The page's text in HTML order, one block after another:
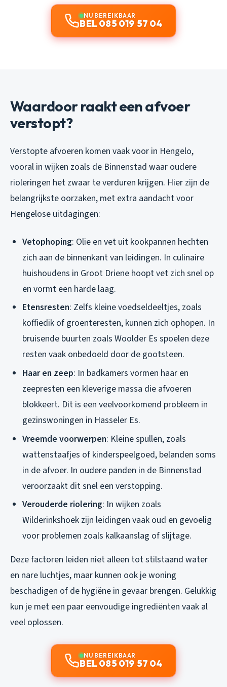
NU BEREIKBAAR
BEL 085 019 57 04
Waardoor raakt een afvoer
verstopt?
Verstopte afvoeren komen vaak voor in Hengelo,
vooral in wijken zoals de Binnenstad waar oudere
rioleringen het zwaar te verduren krijgen. Hier zijn de
belangrijkste oorzaken, met extra aandacht voor
Hengelose uitdagingen:
Vetophoping: Olie en vet uit kookpannen hechten
zich aan de binnenkant van leidingen. In culinaire
huishoudens in Groot Driene hoopt vet zich snel op
en vormt een harde laag.
Etensresten: Zelfs kleine voedseldeeltjes, zoals
koffiedik of groenteresten, kunnen zich ophopen. In
bruisende buurten zoals Woolder Es spoelen deze
resten vaak onbedoeld door de gootsteen.
Haar en zeep: In badkamers vormen haar en
zeepresten een kleverige massa die afvoeren
blokkeert. Dit is een veelvoorkomend probleem in
gezinswoningen in Hasseler Es.
Vreemde voorwerpen: Kleine spullen, zoals
wattenstaafjes of kinderspeelgoed, belanden soms
in de afvoer. In oudere panden in de Binnenstad
veroorzaakt dit snel een verstopping.
Verouderde riolering: In wijken zoals
Wilderinkshoek zijn leidingen vaak oud en gevoelig
voor problemen zoals kalkaanslag of slijtage.
Deze factoren leiden niet alleen tot stilstaand water
en nare luchtjes, maar kunnen ook je woning
beschadigen of de hygiëne in gevaar brengen. Gelukkig
kun je met een paar eenvoudige ingrediënten vaak al
veel oplossen.
NU BEREIKBAAR
BEL 085 019 57 04